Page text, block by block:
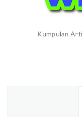
Kumpulan